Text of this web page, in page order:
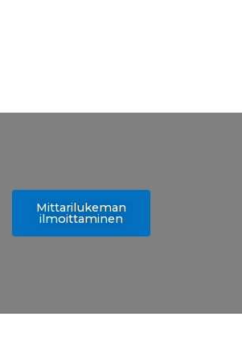
Mittarilukeman
ilmoittaminen